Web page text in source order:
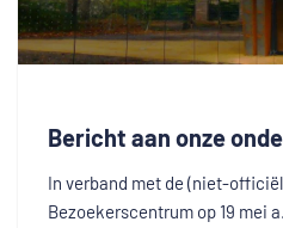
Bericht aan onze
In verband met de (niet-
Bezoekerscentrum op 19 mei